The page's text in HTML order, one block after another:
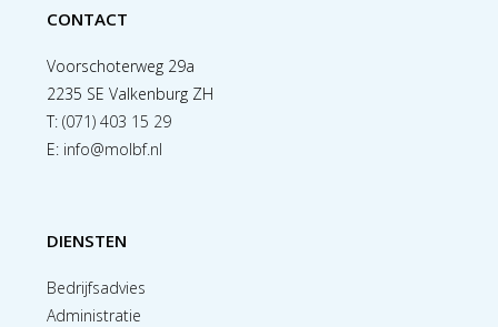
CONTACT
Voorschoterweg 29a
2235 SE Valkenburg ZH
T:(071) 403 15 29
E: info@molbf.nl
DIENSTEN
Bedrijfsadvies
Administratie